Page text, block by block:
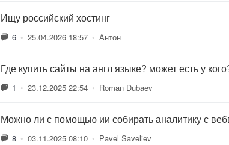
Ищу российский хостинг
6 • 25.04.2026 18:57 • Антон
Где купить сайты на англ языке? может есть у
1 • 23.12.2025 22:54 • Roman Dubaev
Можно ли с помощью ии собирать аналитику с
8 • 03.11.2025 08:10 • Pavel Saveliev